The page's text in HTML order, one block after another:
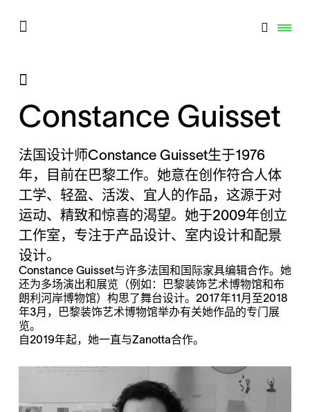
Constance Guisset
法国设计师Constance Guisset生于1976
年，目前在巴黎工作。她意在创作符合人体
工学、轻盈、活泼、宜人的作品，这源于对
运动、精致和惊喜的渴望。她于2009年创立
工作室，专注于产品设计、室内设计和配景
设计。
Constance Guisset与许多法国和国际家具编辑合作。她
还为多场演出和展览（例如：巴黎装饰艺术博物馆和布
朗利河岸博物馆）构思了舞台设计。2017年11月至2018
年3月，巴黎装饰艺术博物馆举办有关她作品的专门展
览。
自2019年起，她一直与Zanotta合作。